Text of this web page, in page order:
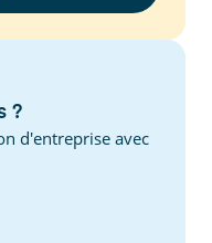
?
d'entreprise avec